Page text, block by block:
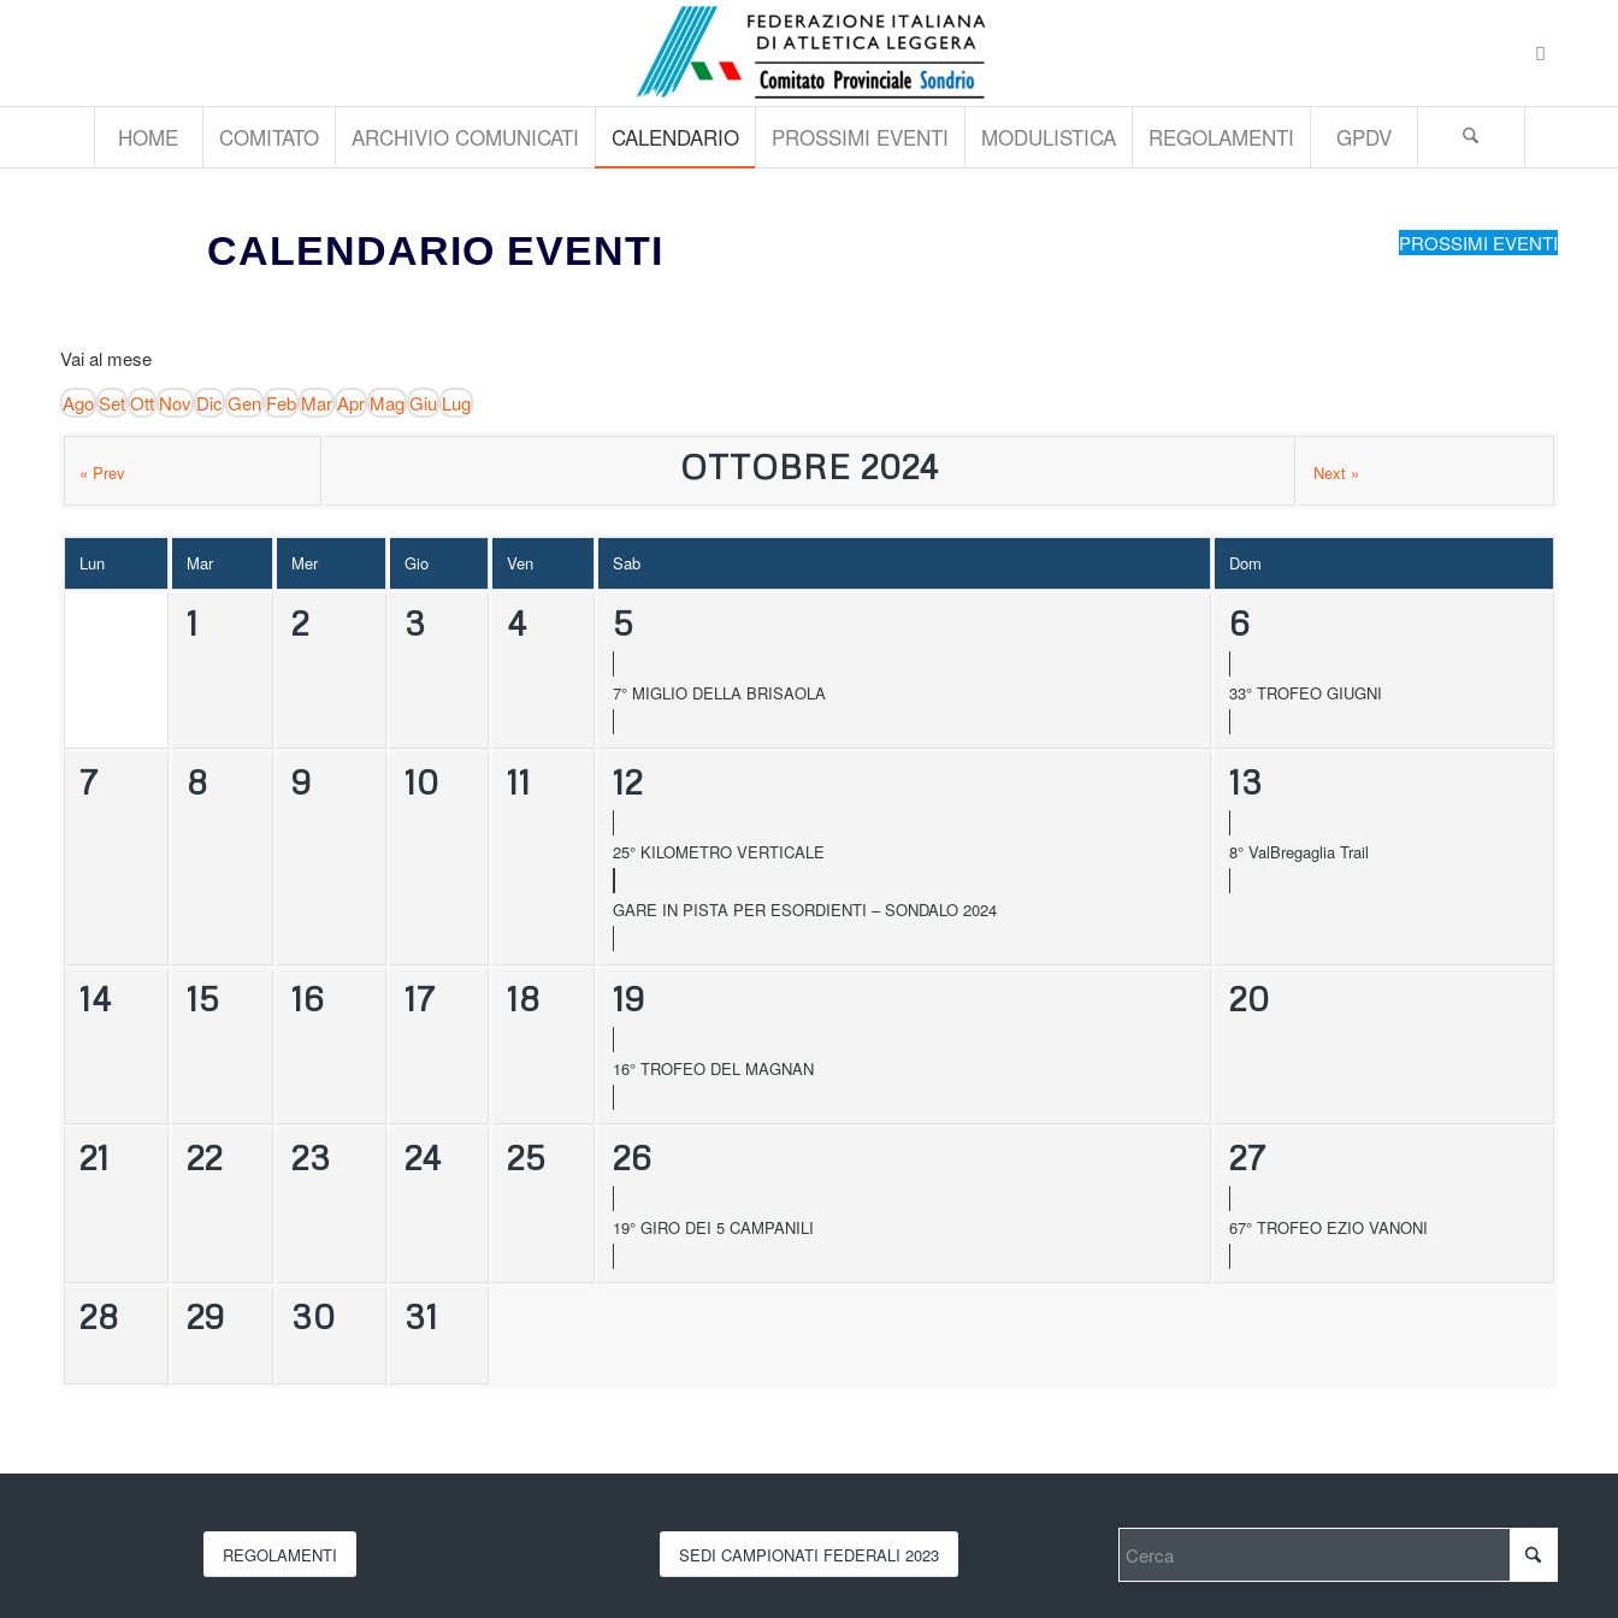
HOME COMITATO ARCHIVIO COMUNICATI CALENDARIO PROSSIMI EVENTI MODULISTICA REGOLAMENTI GPDV
CALENDARIO EVENTI PROSSIMI EVENTI
Vai al mese
AgoSetOttNovDicGenFebMarAprMagGiuLug
« Prev OTTOBRE 2024 Next »
Lun Mar Mer Gio Ven Sab Dom
1 2 3 4 5
7° MIGLIO DELLA BRISAOLA
6
33° TROFEO GIUGNI
7 8 9 10 11 12
25° KILOMETRO VERTICALE
GARE IN PISTA PER ESORDIENTI – SONDALO 2024
13
8° ValBregaglia Trail
14 15 16 17 18 19
16° TROFEO DEL MAGNAN
20
21 22 23 24 25 26
19° GIRO DEI 5 CAMPANILI
27
67° TROFEO EZIO VANONI
28 29 30 31
REGOLAMENTI SEDI CAMPIONATI FEDERALI 2023